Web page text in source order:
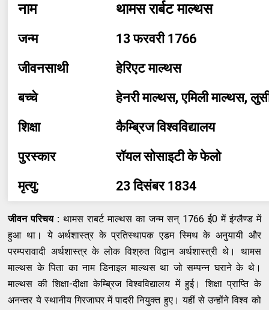
नाम थामस रार्बट माल्थस
जन्म
13 फरवरी 1766
जीवनसाथी
हेरिएट माल्थस
बच्चे
हेनरी माल्थस, एमिली माल्थस,
शिक्षा
कैम्ब्रिज विश्वविद्यालय
पुरस्कार
रॉयल सोसाइटी के फेलो
मृत्यु:
23 दिसंबर 1834
जीवन परिचय : थामस राबर्ट माल्थस का जन्म सन् 1766 ई0 में इंग्लैण्ड में
हुआ था। ये अर्थशास्त्र के प्रतिस्थापक एडम स्मिथ के अनुयायी और
परम्परावादी अर्थशास्त्र के लोक विश्रुत विद्वान अर्थशास्त्री थे। थामस
माल्थस के पिता का नाम डिनाइल माल्थस था जो सम्पन्न घराने के थे।
माल्थस की शिक्षा-दीक्षा केम्ब्रिज विश्वविद्यालय में हुई। शिक्षा प्राप्ति के
अनन्तर ये स्थानीय गिरजाघर में पादरी नियुक्त हुए। यहीं से उन्होंने विश्व को